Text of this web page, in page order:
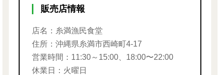
販売店情報
店名：糸満漁民食堂
住所：沖縄県糸満市西崎町4-17
営業時間：11:30～15:00、18:00〜22:00
休業日：火曜日